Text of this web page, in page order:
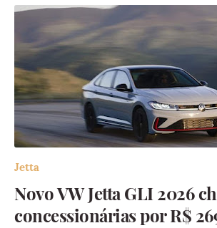
Jetta
Novo VW Jetta GLI 2026
concessionárias por R$